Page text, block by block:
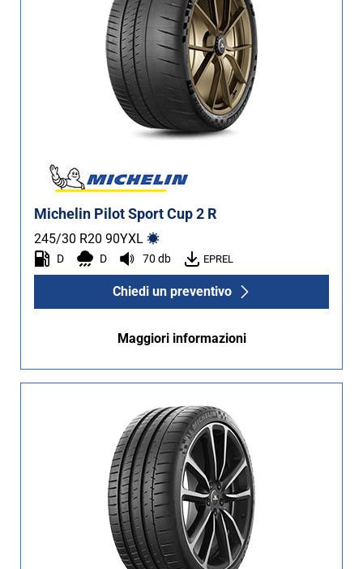
Michelin Pilot Sport Cup 2 R
245/30 R20 90YXL
D D 70 db EPREL
Chiedi un preventivo
Maggiori informazioni